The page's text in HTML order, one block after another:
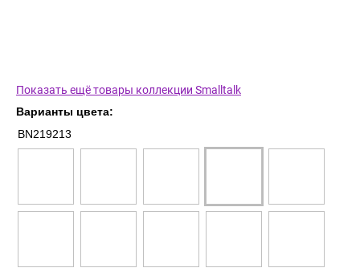
Показать ещё товары коллекции Smalltalk
Варианты цвета:
BN219213